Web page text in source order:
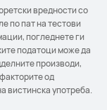
вредности со
по пат на тестови
погледнете ги
податоци може да
производи,
од
вистинска употреба.